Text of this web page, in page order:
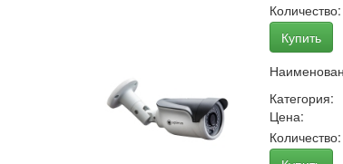
Количество:
Купить
Категория:
Цена:
Количество: